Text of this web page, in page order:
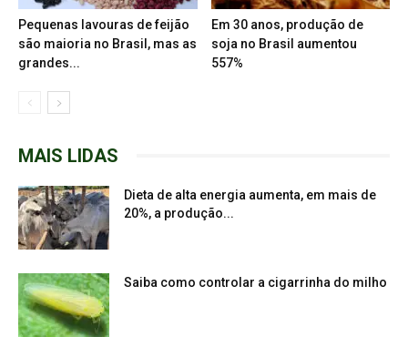
Pequenas lavouras de feijão
são maioria no Brasil, mas as
grandes...
Em 30 anos, produção de
soja no Brasil aumentou
557%
MAIS LIDAS
Dieta de alta energia aumenta, em mais de
20%, a produção...
Saiba como controlar a cigarrinha do milho